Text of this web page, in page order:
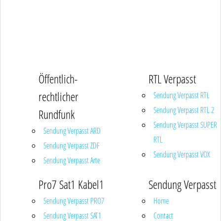
Öffentlich-
rechtlicher
Rundfunk
Sendung Verpasst ARD
Sendung Verpasst ZDF
Sendung Verpasst Arte
RTL Verpasst
Sendung Verpasst RTL
Sendung Verpasst RTL 2
Sendung Verpasst SUPER
RTL
Sendung Verpasst VOX
Pro7 Sat1 Kabel1
Sendung Verpasst PRO7
Sendung Verpasst SAT1
Sendung Verpasst
Home
Contact